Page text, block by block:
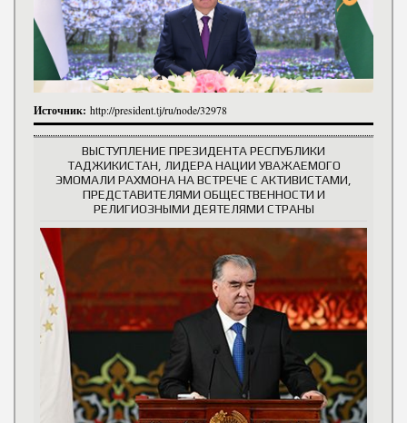
Источник: http://president.tj/ru/node/32978
ВЫСТУПЛЕНИЕ ПРЕЗИДЕНТА РЕСПУБЛИКИ
ТАДЖИКИСТАН, ЛИДЕРА НАЦИИ УВАЖАЕМОГО
ЭМОМАЛИ РАХМОНА НА ВСТРЕЧЕ С АКТИВИСТАМИ,
ПРЕДСТАВИТЕЛЯМИ ОБЩЕСТВЕННОСТИ И
РЕЛИГИОЗНЫМИ ДЕЯТЕЛЯМИ СТРАНЫ